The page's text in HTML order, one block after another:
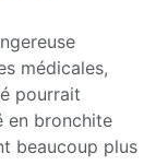
médicales,
pourrait
en bronchite
beaucoup plus